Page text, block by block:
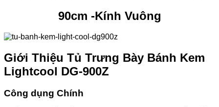
90cm -Kính Vuông
Giới Thiệu Tủ Trưng Bày Bánh Kem
Lightcool DG-900Z
Công dụng Chính